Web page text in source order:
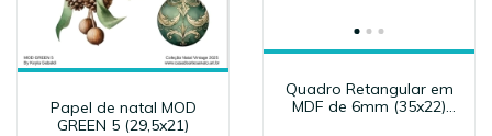
Papel de natal MOD
GREEN 5 (29,5x21)
Quadro Retangular em
MDF de 6mm (35x22)